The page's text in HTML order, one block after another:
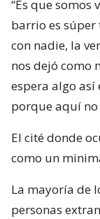
“Es que somos
barrio es súper
con nadie, la
nos dejó como
espera algo
porque aquí no
El cité donde
como un
La mayoría de
personas